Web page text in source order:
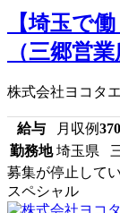
【埼玉で
（三郷営業
株式会社ヨコタ
給与 月収例
勤務地 埼玉県
募集が停止して
スペシャル